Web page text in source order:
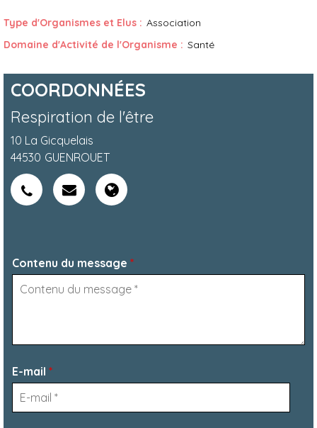
Type d'Organismes et Elus : Association
Domaine d'Activité de l'Organisme : Santé
COORDONNÉES
Respiration de l'être
10 La Gicquelais
44530 GUENROUET
Contenu du message *
E-mail *